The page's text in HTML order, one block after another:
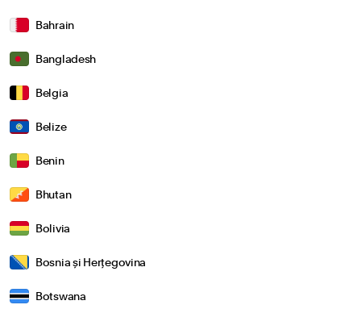
Bahrain
Bangladesh
Belgia
Belize
Benin
Bhutan
Bolivia
Bosnia și Herțegovina
Botswana